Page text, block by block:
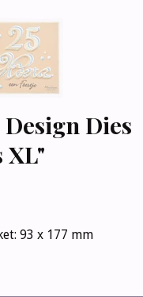
Dies
XL"
93 x 177 mm